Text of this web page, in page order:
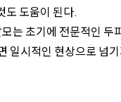
도 도움이 된다.
는 초기에 전문적인 두
일시적인 현상으로 넘